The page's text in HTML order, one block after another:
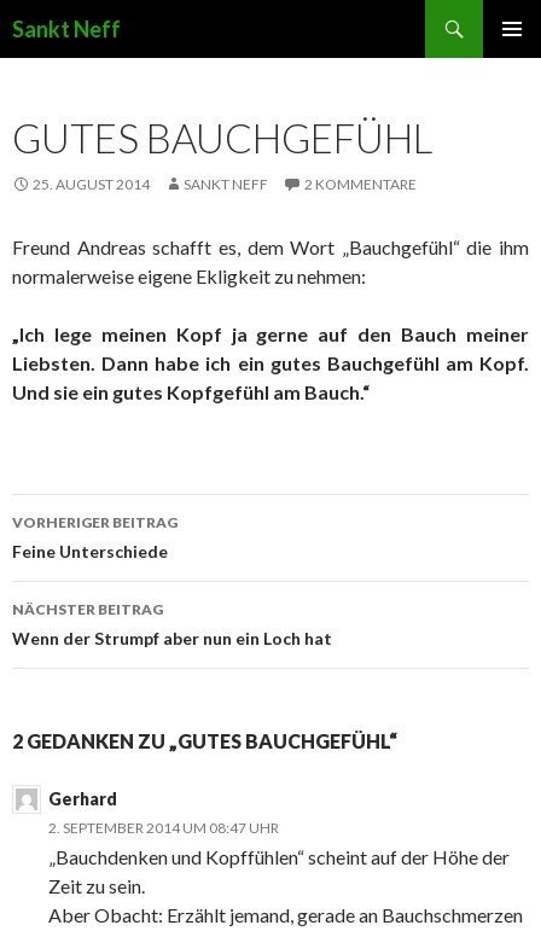
Sankt Neff
GUTES BAUCHGEFÜHL
25. AUGUST 2014 SANKT NEFF 2 KOMMENTARE
Freund Andreas schafft es, dem Wort „Bauchgefühl“ die ihm
normalerweise eigene Ekligkeit zu nehmen:
„Ich lege meinen Kopf ja gerne auf den Bauch meiner
Liebsten. Dann habe ich ein gutes Bauchgefühl am Kopf.
Und sie ein gutes Kopfgefühl am Bauch.“
Beitragsnavigation
VORHERIGER BEITRAG
Feine Unterschiede
NÄCHSTER BEITRAG
Wenn der Strumpf aber nun ein Loch hat
2 GEDANKEN ZU „GUTES BAUCHGEFÜHL“
Gerhard
2. SEPTEMBER 2014 UM 08:47 UHR
„Bauchdenken und Kopffühlen“ scheint auf der Höhe der
Zeit zu sein.
Aber Obacht: Erzählt jemand, gerade an Bauchschmerzen